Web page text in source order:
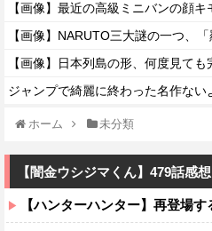
【画像】最近の高級ミニバンの顔
【画像】日本列島の形、何度見て
ジャンプで綺麗に終わった名作ない
ホーム 未分類
【闇金ウシジマくん】479話感
【ハンターハンター】再登場す